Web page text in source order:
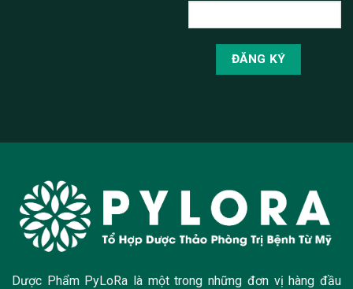
Dược Phẩm PyLoRa là một trong những đơn vị hàng đầu